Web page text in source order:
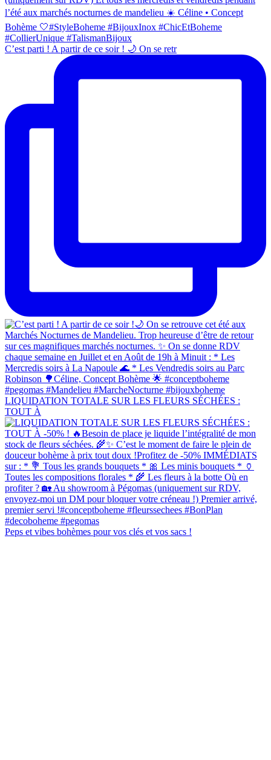
C’est parti ! A partir de ce soir ! 🌙 On se retr
LIQUIDATION TOTALE SUR LES FLEURS SÉCHÉES :
TOUT À
Peps et vibes bohèmes pour vos clés et vos sacs !